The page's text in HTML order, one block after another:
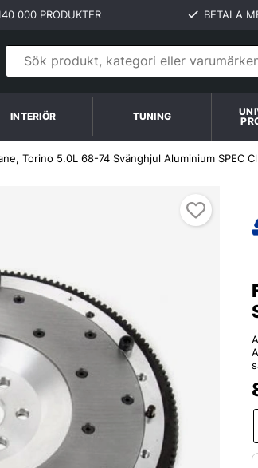
000 PRODUKTER BETALA
INTERIÖR TUNING
Torino 5.0L 68-74 Svänghjul Aluminium SPEC